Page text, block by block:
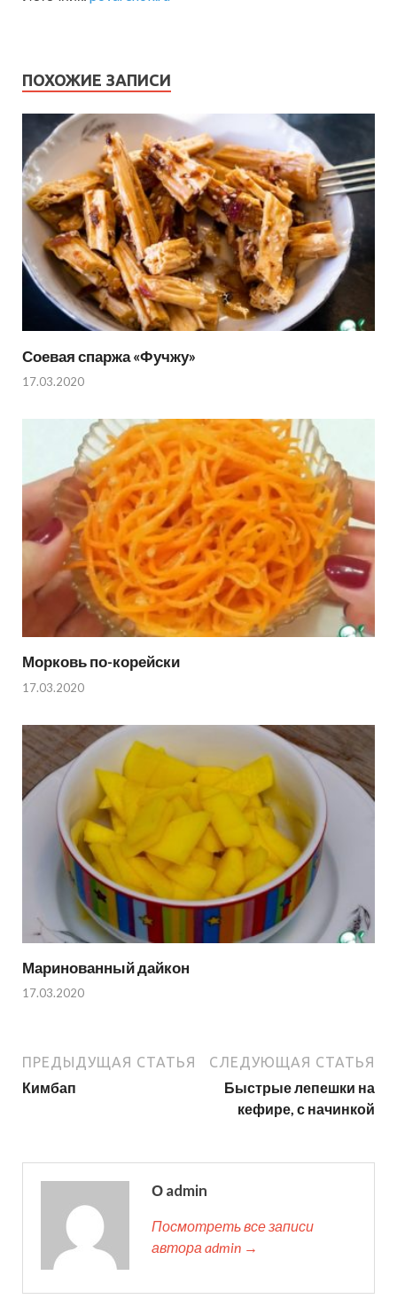
ПОХОЖИЕ ЗАПИСИ
Соевая спаржа «Фучжу»
17.03.2020
Морковь по-корейски
17.03.2020
Маринованный дайкон
17.03.2020
ПРЕДЫДУЩАЯ СТАТЬЯ
Кимбап
СЛЕДУЮЩАЯ СТАТЬЯ
Быстрые лепешки на
кефире, с начинкой
О admin
Посмотреть все записи
автора admin →